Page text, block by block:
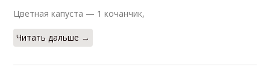
Цветная капуста — 1 кочанчик,
Читать дальше →